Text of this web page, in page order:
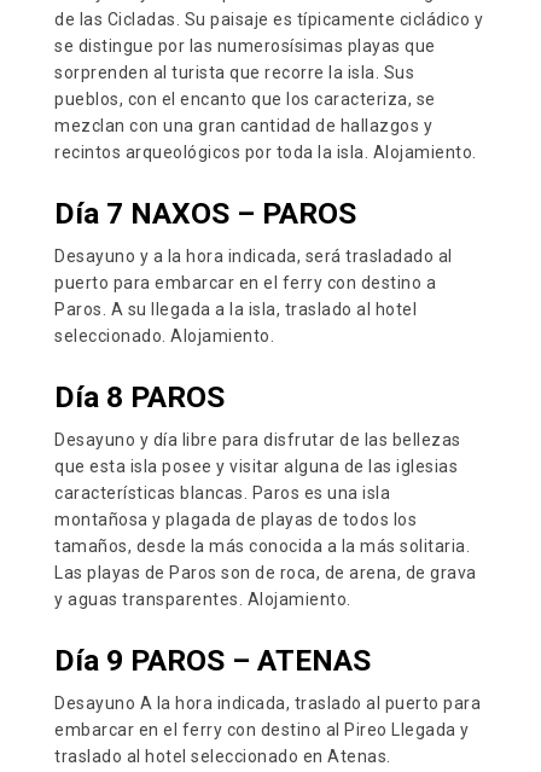
de las Cicladas. Su paisaje es típicamente cicládico y
se distingue por las numerosísimas playas que
sorprenden al turista que recorre la isla. Sus
pueblos, con el encanto que los caracteriza, se
mezclan con una gran cantidad de hallazgos y
recintos arqueológicos por toda la isla. Alojamiento.
Día 7 NAXOS – PAROS
Desayuno y a la hora indicada, será trasladado al
puerto para embarcar en el ferry con destino a
Paros. A su llegada a la isla, traslado al hotel
seleccionado. Alojamiento.
Día 8 PAROS
Desayuno y día libre para disfrutar de las bellezas
que esta isla posee y visitar alguna de las iglesias
características blancas. Paros es una isla
montañosa y plagada de playas de todos los
tamaños, desde la más conocida a la más solitaria.
Las playas de Paros son de roca, de arena, de grava
y aguas transparentes. Alojamiento.
Día 9 PAROS – ATENAS
Desayuno A la hora indicada, traslado al puerto para
embarcar en el ferry con destino al Pireo Llegada y
traslado al hotel seleccionado en Atenas.